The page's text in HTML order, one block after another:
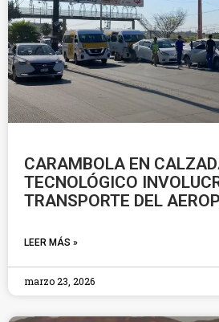
CARAMBOLA EN
TECNOLÓGICO
TRANSPORTE DEL
LEER MÁS »
marzo 23, 2026